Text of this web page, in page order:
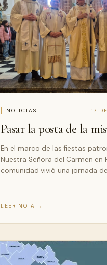
NOTICIAS 17
Pasar la posta de la
En el marco de las fiestas
Nuestra Señora del Carmen en
comunidad vivió una jornada
LEER NOTA →